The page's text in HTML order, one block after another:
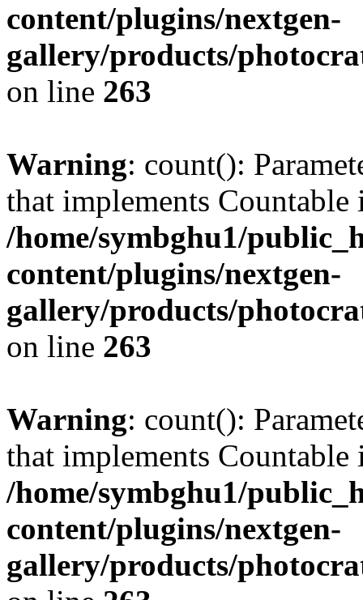
content/plugins/nextgen-
gallery/products/
on line 263
Warning: count():
that implements Countable
/home/symbghu1/
content/plugins/nextgen-
gallery/products/
on line 263
Warning: count():
that implements Countable
/home/symbghu1/
content/plugins/nextgen-
gallery/products/